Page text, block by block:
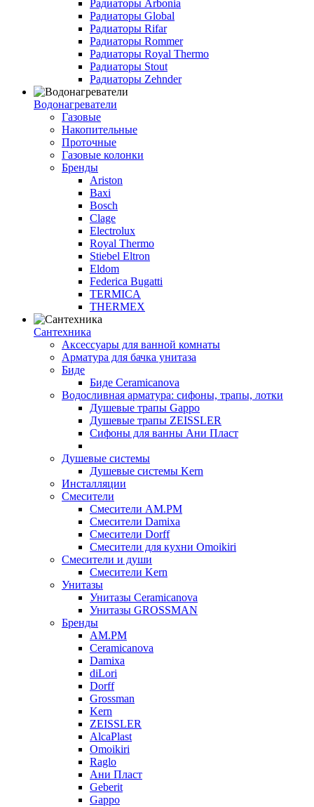
Радиаторы Arbonia
Радиаторы Global
Радиаторы Rifar
Радиаторы Rommer
Радиаторы Royal Thermo
Радиаторы Stout
Радиаторы Zehnder
Водонагреватели
Газовые
Накопительные
Проточные
Газовые колонки
Бренды
Ariston
Baxi
Bosch
Clage
Electrolux
Royal Thermo
Stiebel Eltron
Eldom
Federica Bugatti
TERMICA
THERMEX
Сантехника
Аксессуары для ванной комнаты
Арматура для бачка унитаза
Биде
Биде Ceramicanova
Водосливная арматура: сифоны, трапы, лотки
Душевые трапы Gappo
Душевые трапы ZEISSLER
Сифоны для ванны Ани Пласт
Душевые системы
Душевые системы Kern
Инсталляции
Смесители
Смесители AM.PM
Смесители Damixa
Смесители Dorff
Смесители для кухни Omoikiri
Смесители и души
Смесители Kern
Унитазы
Унитазы Ceramicanova
Унитазы GROSSMAN
Бренды
AM.PM
Ceramicanova
Damixa
diLori
Dorff
Grossman
Kern
ZEISSLER
AlcaPlast
Omoikiri
Raglo
Ани Пласт
Geberit
Gappo